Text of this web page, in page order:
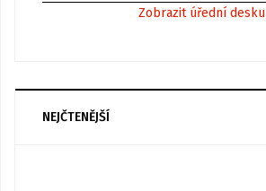
Zobrazit úřední desku
NEJČTENĚJŠÍ